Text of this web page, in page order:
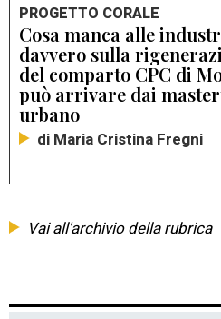
PROGETTO CORALE
Cosa manca alle
davvero sulla
del comparto CPC di
può arrivare dai
urbano
di Maria Cristina Fregni
Vai all'archivio della rubrica